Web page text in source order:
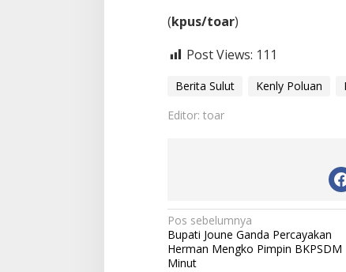
‎(kpus/toar)
Post Views: 111
Berita Sulut Kenly Poluan
Editor: toar
N
a
Pos sebelumnya
Bupati Joune Ganda Percayakan
Herman Mengko Pimpin BKPSDM
Minut